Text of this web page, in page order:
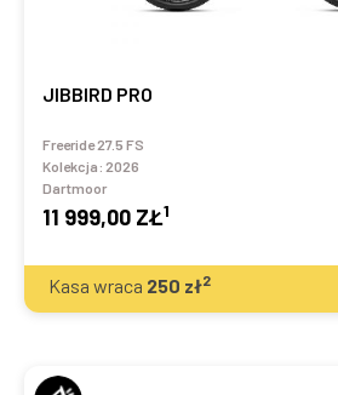
JIBBIRD PRO
Freeride 27.5 FS
Kolekcja: 2026
Dartmoor
11 999,00 ZŁ1
Kasa wraca 250 zł2